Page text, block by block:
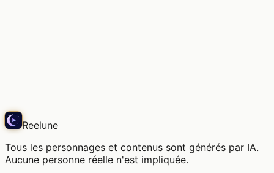
Reelune
Tous les personnages et contenus sont générés par IA.
Aucune personne réelle n'est impliquée.